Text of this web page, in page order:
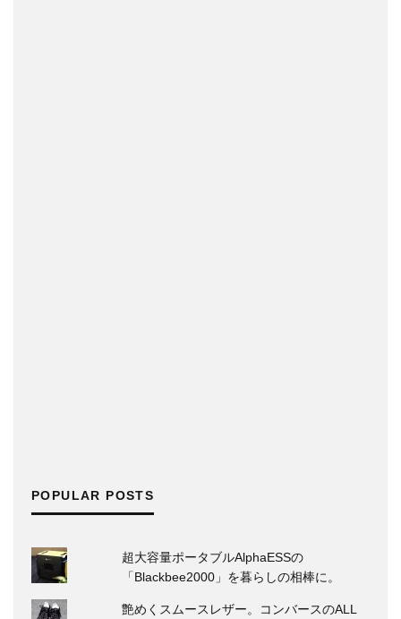
POPULAR POSTS
超大容量ポータブルAlphaESSの
「Blackbee2000」を暮らしの相棒に。
艶めくスムースレザー。コンバースのALL